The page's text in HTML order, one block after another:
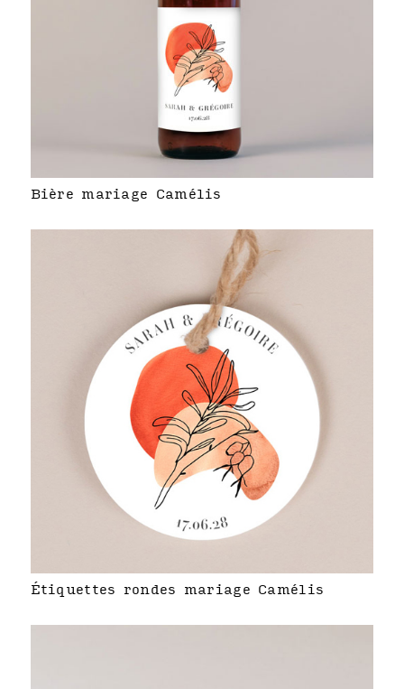
Bière mariage Camélis
Étiquettes rondes mariage Camélis